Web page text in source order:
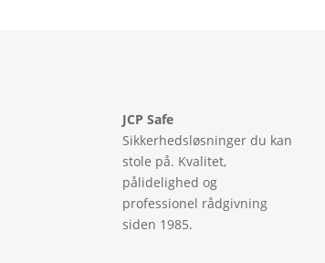
JCP Safe
Sikkerhedsløsninger du kan
stole på. Kvalitet,
pålidelighed og
professionel rådgivning
siden 1985.